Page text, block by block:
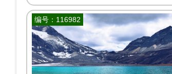
编号：116982